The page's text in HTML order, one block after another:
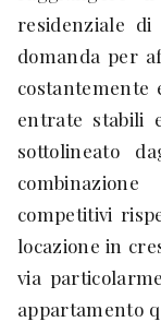
residenziale di
domanda per
costantemente
entrate stabili
sottolineato
competitivi
locazione in
via
appartamento